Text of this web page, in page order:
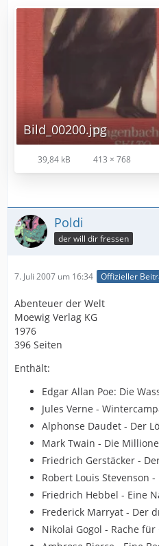
Bild_00200.jpg
39,84 kB 413 × 768
Poldi
der will dir fressen
7. Juli 2007 um 16:34 Offizieller
Abenteuer der Welt
Moewig Verlag KG
1976
396 Seiten
Enthält:
Edgar Allan Poe: Die
Jules Verne -
Alphonse Daudet - Der
Mark Twain - Die
Friedrich Gerstäcker -
Robert Louis Stevenson
Friedrich Hebbel - Eine
Frederick Marryat - Der
Nikolai Gogol - Rache für